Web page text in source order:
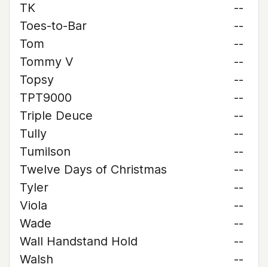
TK
--
Toes-to-Bar
--
Tom
--
Tommy V
--
Topsy
--
TPT9000
--
Triple Deuce
--
Tully
--
Tumilson
--
Twelve Days of Christmas
--
Tyler
--
Viola
--
Wade
--
Wall Handstand Hold
--
Walsh
--